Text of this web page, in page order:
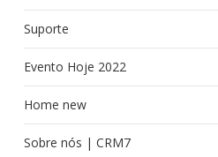
Suporte
Evento Hoje 2022
Home new
Sobre nós | CRM7